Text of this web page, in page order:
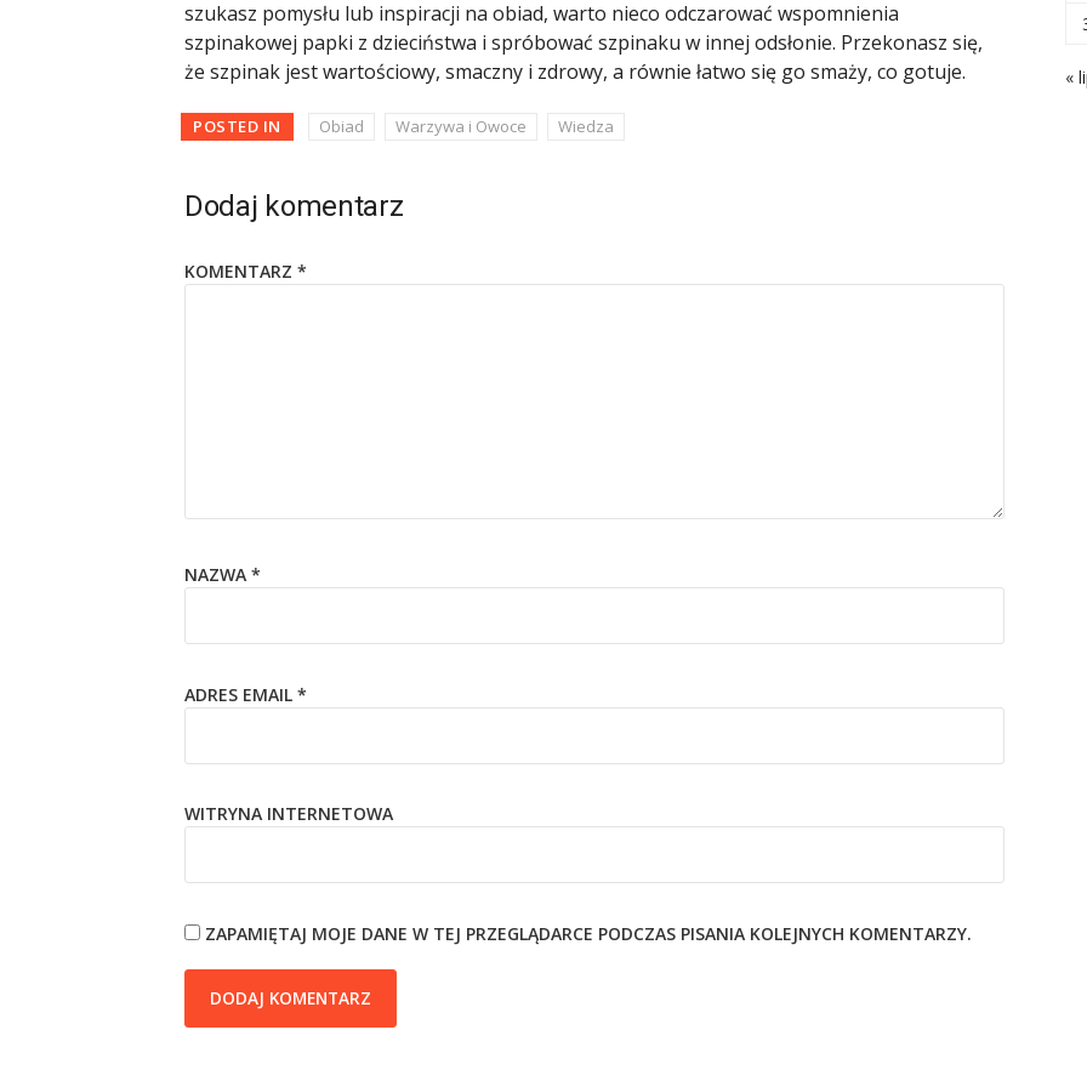
szukasz pomysłu lub inspiracji na obiad, warto nieco odczarować wspomnienia
szpinakowej papki z dzieciństwa i spróbować szpinaku w innej odsłonie. Przekonasz się,
że szpinak jest wartościowy, smaczny i zdrowy, a równie łatwo się go smaży, co gotuje.
POSTED IN Obiad Warzywa i Owoce Wiedza
Dodaj komentarz
KOMENTARZ *
NAZWA *
ADRES EMAIL *
WITRYNA INTERNETOWA
ZAPAMIĘTAJ MOJE DANE W TEJ PRZEGLĄDARCE PODCZAS PISANIA KOLEJNYCH KOMENTARZY.
«